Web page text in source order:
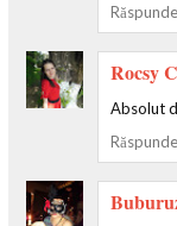
Rocsy
Absolut